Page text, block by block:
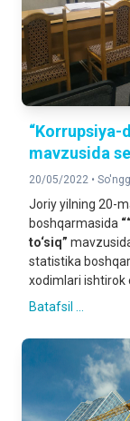
“Korrupsiya-
mavzusida
20/05/2022 •
Joriy yilning 20-
boshqarmasida
to‘siq”
statistika
xodimlari ishtirok
Batafsil ...